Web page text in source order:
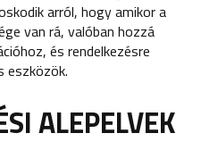
arról, hogy amikor a
van rá, valóban hozzá
és rendelkezésre
eszközök.
ALEPELVEK